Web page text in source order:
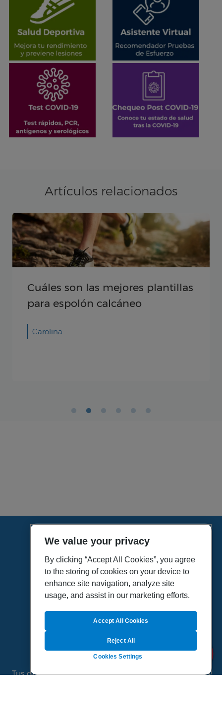
Artículos relacionados
Plan de entrenamiento físico:
cómo preparar un programa de
HOME
VÍDEOS
POLÍTICA DE PRIVACIDAD
POLÍTICA DE COOKIES
MAPA DEL SITIO
QUIENES SOMOS
Tus dudas de salud es un proyecto de Sanitas, todo
We value your privacy
By clicking “Accept All Cookies”, you agree
to the storing of cookies on your device to
enhance site navigation, analyze site
usage, and assist in our marketing efforts.
Cookies Settings
Reject All
Accept All Cookies